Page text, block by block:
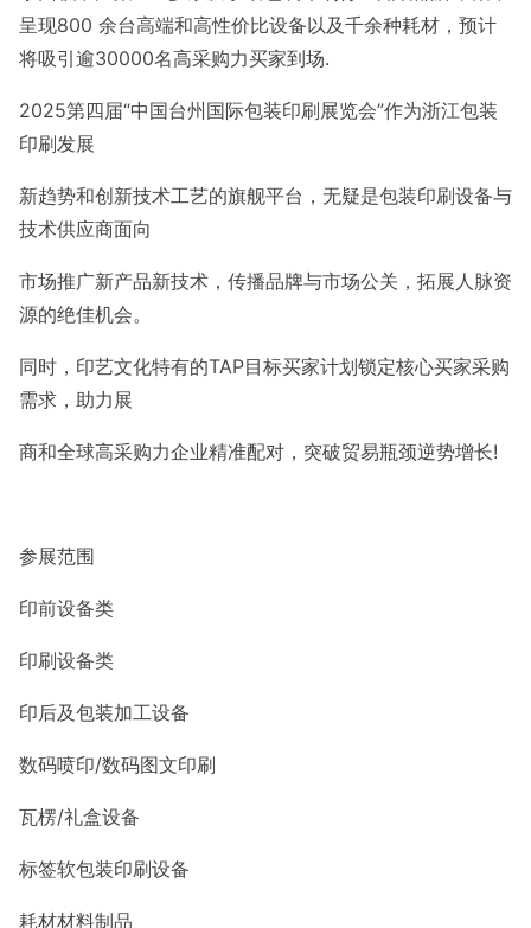
呈现800 余台高端和高性价比设备以及千余种耗材，预计
将吸引逾30000名高采购力买家到场.
2025第四届“中国台州国际包装印刷展览会”作为浙江包装
印刷发展
新趋势和创新技术工艺的旗舰平台，无疑是包装印刷设备与
技术供应商面向
市场推广新产品新技术，传播品牌与市场公关，拓展人脉资
源的绝佳机会。
同时，印艺文化特有的TAP目标买家计划锁定核心买家采购
需求，助力展
商和全球高采购力企业精准配对，突破贸易瓶颈逆势增长!
参展范围
印前设备类
印刷设备类
印后及包装加工设备
数码喷印/数码图文印刷
瓦楞/礼盒设备
标签软包装印刷设备
耗材材料制品